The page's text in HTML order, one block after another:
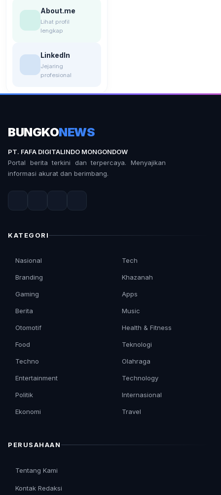
About.me
Lihat profil
lengkap
LinkedIn
Jejaring
profesional
BUNGKONEWS
PT. FAFA DIGITALINDO MONGONDOW
Portal berita terkini dan terpercaya. Menyajikan
informasi akurat dan berimbang.
KATEGORI
Nasional
Branding
Gaming
Berita
Otomotif
Tech
Khazanah
Apps
Music
Health & Fitness
Food
Techno
Entertainment
Politik
Ekonomi
Teknologi
Olahraga
Technology
Internasional
Travel
PERUSAHAAN
Tentang Kami
Kontak Redaksi